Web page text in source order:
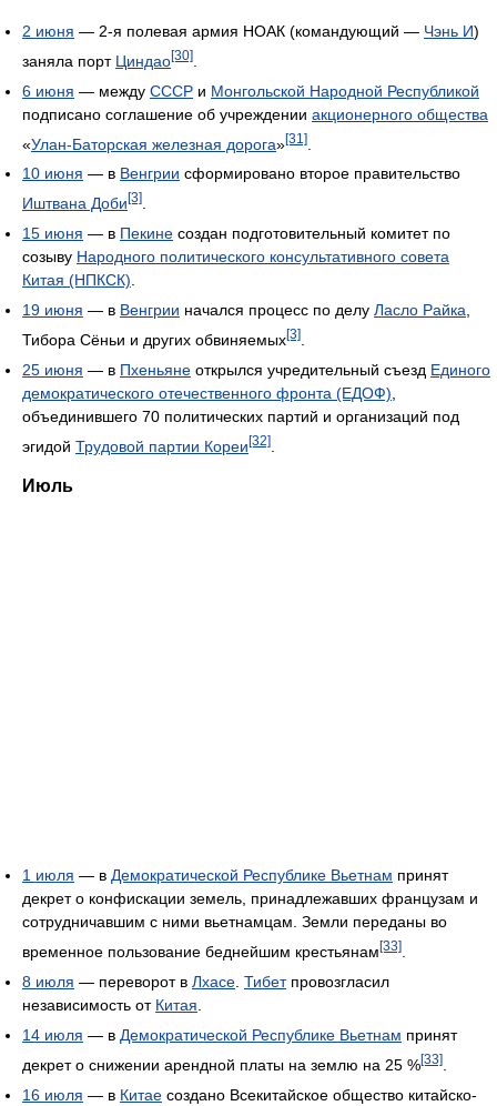
2 июня — 2-я полевая армия НОАК (командующий — Чэнь И)
заняла порт Циндао[30]
6 июня — между СССР и Монгольской Народной Республикой
подписано соглашение об учреждении акционерного общества
«Улан-Баторская железная дорога»[31]
10 июня — в Венгрии сформировано второе правительство
Иштвана Доби [3]
15 июня — в Пекине создан подготовительный комитет по
созыву Народного политического консультативного совета
Китая (НПКСК)
19 июня — в Венгрии начался процесс по делу Ласло Райка
Тибора Сёньи и других обвиняемых[3]
25 июня — в Пхеньяне открылся учредительный съезд Единого
демократического отечественного фронта (ЕДОФ)
объединившего 70 политических партий и организаций под
эгидой Трудовой партии Кореи[32]
Июль
1 июля — в Демократической Республике Вьетнам принят
декрет о конфискации земель, принадлежавших французам и
сотрудничавшим с ними вьетнамцам. Земли переданы во
временное пользование беднейшим крестьянам [33]
8 июля — переворот в Лхасе Тибетпровозгласил
независимость от Китая
14 июля — в Демократической Республике Вьетнам принят
декрет о снижении арендной платы на землю на 25 %[33]
16 июля — в Китае создано Всекитайское общество китайско-